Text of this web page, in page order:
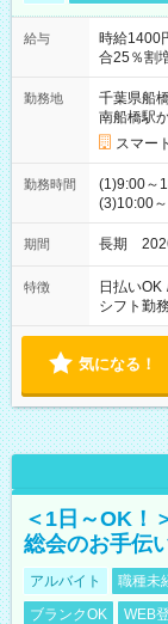
給与
時給1400
合25％割
勤務地
千葉県船
南船橋駅
スマー
勤務時間
(1)9:00～
(3)10:00
期間 長期
特徴 日払いOK
シフト勤務
気になる！
＜1日～OK！
総会のお手伝
アルバイト 職種未
ブランクOK
WEB